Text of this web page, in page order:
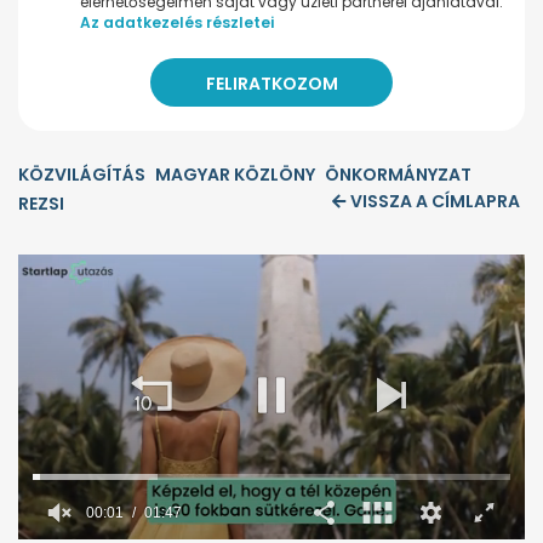
Az adatkezelés részletei
KÖZVILÁGÍTÁS MAGYAR KÖZLÖNY ÖNKORMÁNYZAT
REZSI
VISSZA A CÍMLAPRA
00:02 01:47